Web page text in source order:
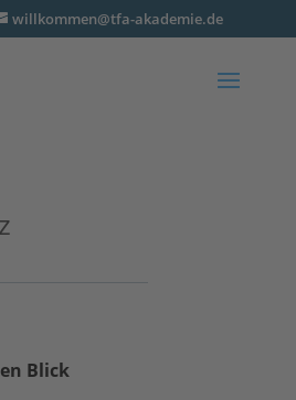
willkommen@tfa-akademie.de
Blick